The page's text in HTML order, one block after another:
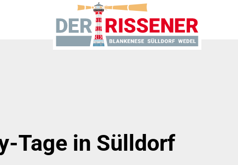
Tage in Sülldorf